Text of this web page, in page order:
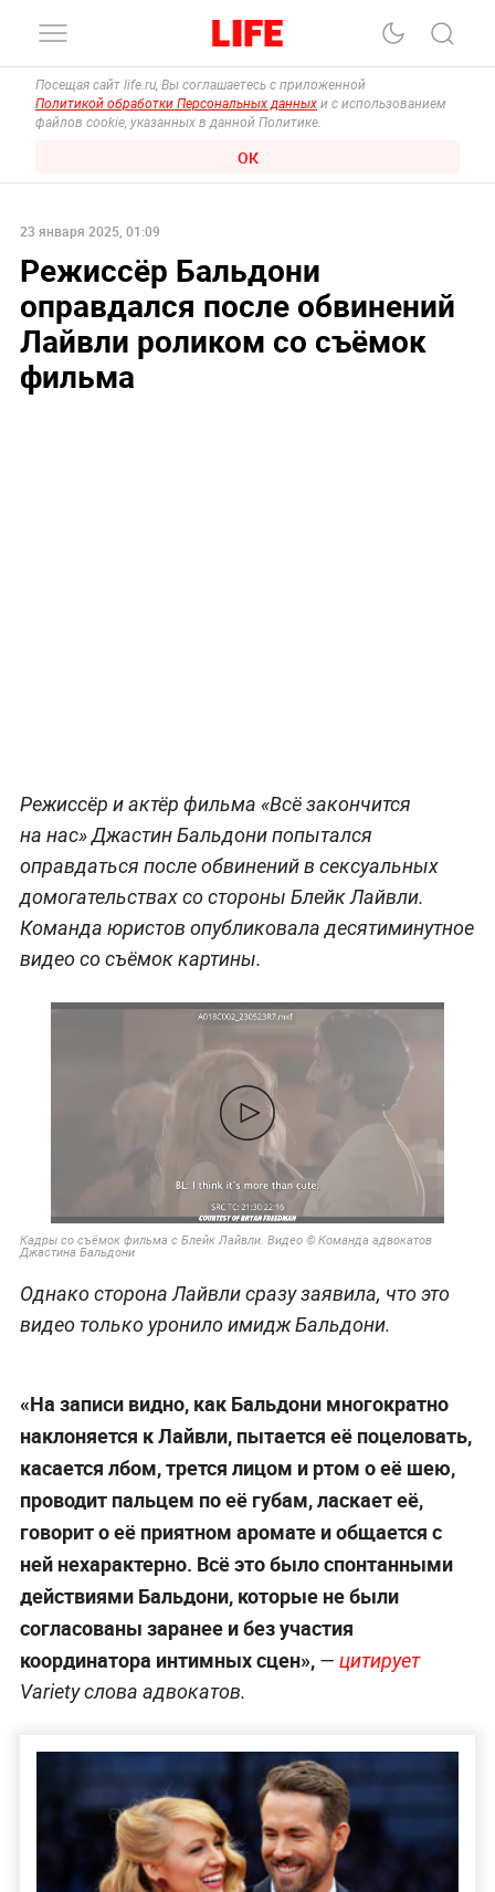
Посещая сайт life.ru, Вы соглашаетесь с приложенной
Политикой обработки Персональных данных и с использованием
файлов cookie, указанных в данной Политике.
ОК
23 января 2025, 01:09
Режиссёр Бальдони
оправдался после обвинений
Лайвли роликом со съёмок
фильма
Режиссёр и актёр фильма «Всё закончится
на нас» Джастин Бальдони попытался
оправдаться после обвинений в сексуальных
домогательствах со стороны Блейк Лайвли.
Команда юристов опубликовала десятиминутное
видео со съёмок картины.
Кадры со съёмок фильма с Блейк Лайвли. Видео © Команда адвокатов
Джастина Бальдони
Однако сторона Лайвли сразу заявила, что это
видео только уронило имидж Бальдони.
«На записи видно, как Бальдони многократно
наклоняется к Лайвли, пытается её поцеловать,
касается лбом, трется лицом и ртом о её шею,
проводит пальцем по её губам, ласкает её,
говорит о её приятном аромате и общается с
ней нехарактерно. Всё это было спонтанными
действиями Бальдони, которые не были
согласованы заранее и без участия
координатора интимных сцен»,— цитирует
Variety слова адвокатов.